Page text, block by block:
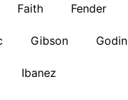
Faith Fender
Gibson Godin
Ibanez